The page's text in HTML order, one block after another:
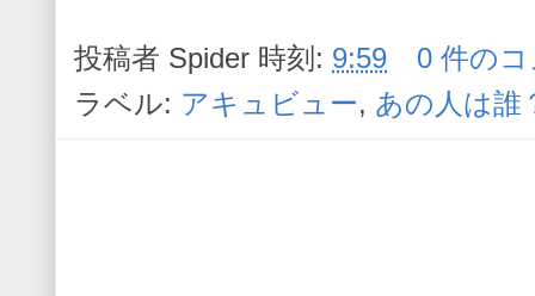
投稿者 Spider 時刻: 9:59
0 件の
ラベル: アキュビュー, あの人は誰